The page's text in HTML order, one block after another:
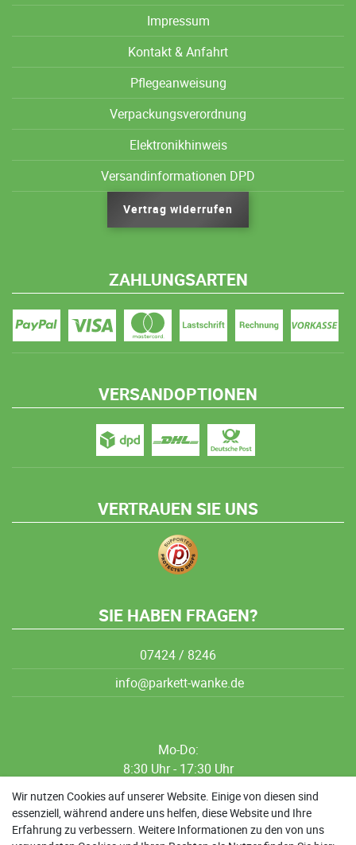
Impressum
Kontakt & Anfahrt
Pflegeanweisung
Verpackungsverordnung
Elektronikhinweis
Versandinformationen DPD
Vertrag widerrufen
ZAHLUNGSARTEN
VERSANDOPTIONEN
VERTRAUEN SIE UNS
SIE HABEN FRAGEN?
07424 / 8246
info@parkett-wanke.de
Mo-Do:
8:30 Uhr - 17:30 Uhr
8:30 Uhr - 12:00 Uhr
13:00 Uhr - 17:30 Uhr
Wir nutzen Cookies auf unserer Website. Einige von diesen sind
essenziell, während andere uns helfen, diese Website und Ihre
Erfahrung zu verbessern. Weitere Informationen zu den von uns